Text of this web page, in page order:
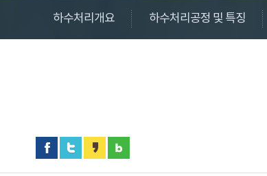
하수처리개요 하수처리공정 및 특징